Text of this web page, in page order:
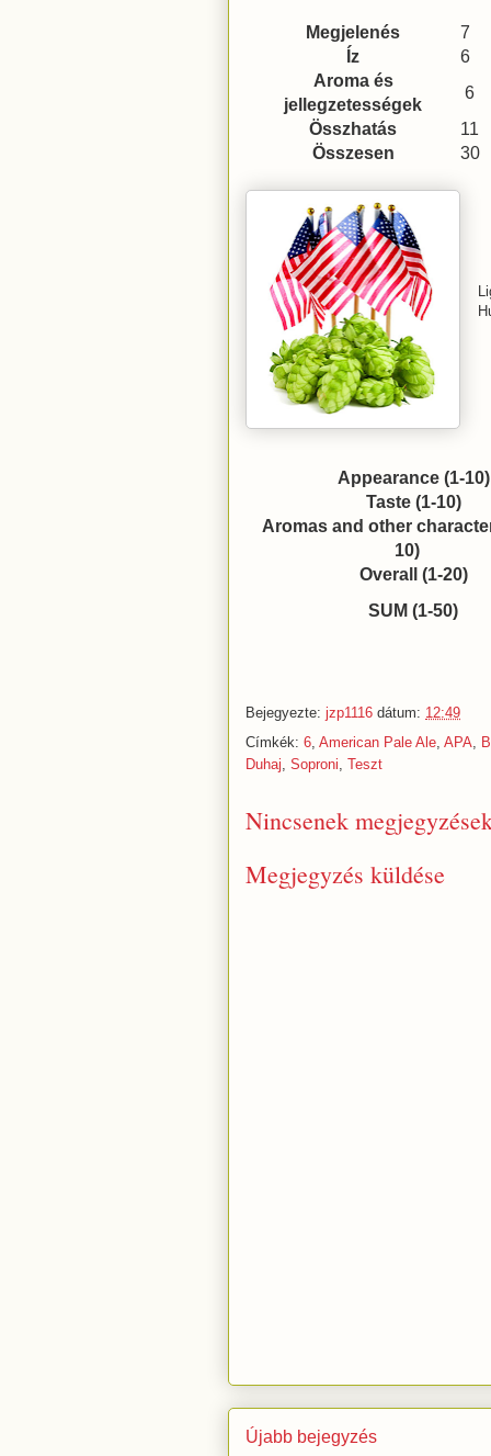
Megjelenés
7
Íz
6
Aroma és
jellegzetességek
6
Összhatás
11
Összesen
30
Appearance (1-10)
Taste (1-10)
Aromas and other
10)
Overall (1-20)
SUM (1-50)
Bejegyezte: jzp1116 dátum: 12:49
Címkék: 6, American Pale Ale, APA,
Duhaj, Soproni, Teszt
Nincsenek
Megjegyzés küldése
Újabb bejegyzés